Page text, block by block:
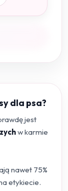
dla psa?
jest
w karmie
nawet 75%
etykiecie.